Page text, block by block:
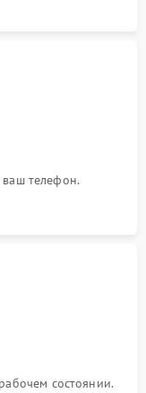
телефон.
состоянии.